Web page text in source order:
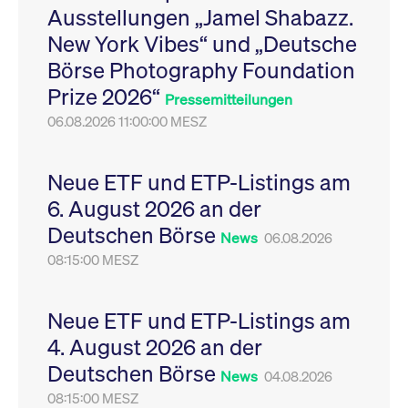
Ausstellungen „Jamel Shabazz.
New York Vibes“ und „Deutsche
Börse Photography Foundation
Prize 2026“ Pressemitteilungen
06.08.2026 11:00:00 MESZ
Neue ETF und ETP-Listings am
6. August 2026 an der
Deutschen Börse News 06.08.2026
08:15:00 MESZ
Neue ETF und ETP-Listings am
4. August 2026 an der
Deutschen Börse News 04.08.2026
08:15:00 MESZ
Leistung der Website
zu messen. Es handelt
sich um ein Muster-
Cookie, bei dem auf
das Präfix _pk_ses
eine kurze Reihe von
VISITOR_PRIVACY_METADATA
YouTube
.youtube.com
6
Monate
Dieses Cookie dient
Speicherung der
Einwilligungs- und
des Nutzers für ihre
Interaktion mit der
Sitzungen geehrt